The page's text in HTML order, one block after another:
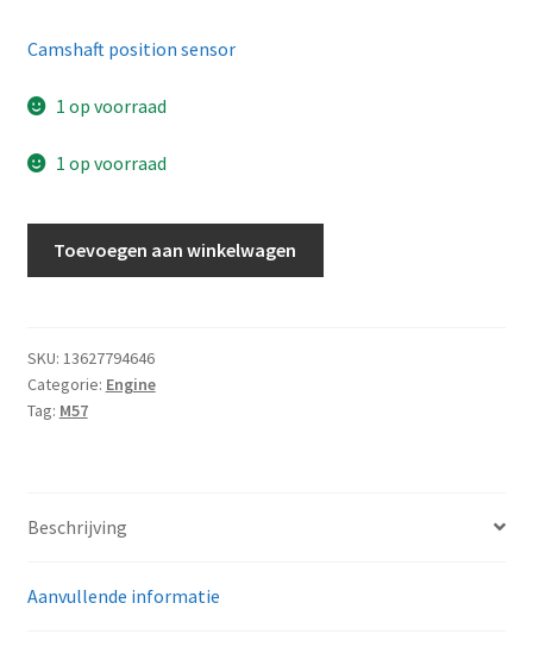
Camshaft position sensor
1 op voorraad
1 op voorraad
Toevoegen aan winkelwagen
SKU: 13627794646
Categorie: Engine
Tag: M57
Beschrijving
Aanvullende informatie